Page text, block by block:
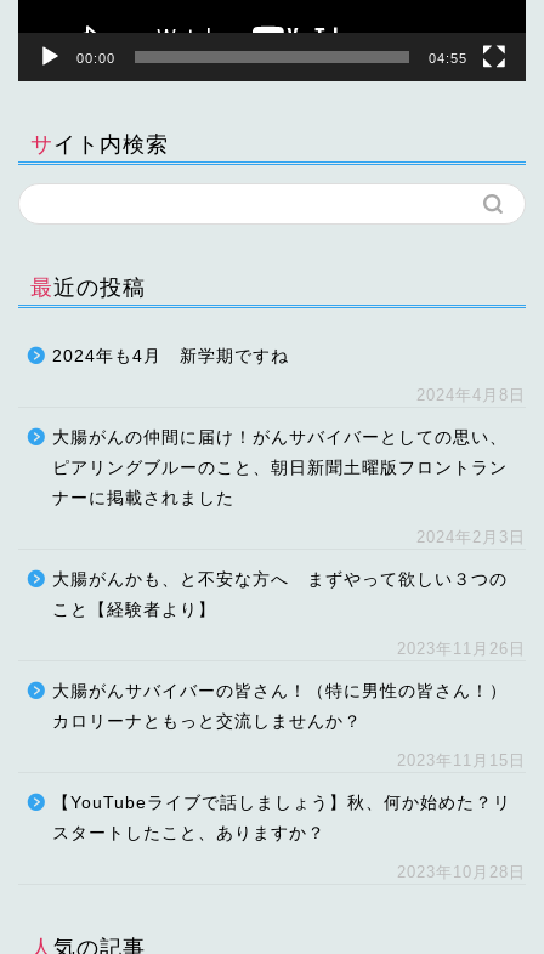
00:00 04:55
サイト内検索
最近の投稿
2024年も4月 新学期ですね
2024年4月8日
大腸がんの仲間に届け！がんサバイバーとしての思い、
ピアリングブルーのこと、朝日新聞土曜版フロントラン
ナーに掲載されました
2024年2月3日
大腸がんかも、と不安な方へ まずやって欲しい３つの
こと【経験者より】
2023年11月26日
大腸がんサバイバーの皆さん！（特に男性の皆さん！）
カロリーナともっと交流しませんか？
2023年11月15日
【YouTubeライブで話しましょう】秋、何か始めた？リ
スタートしたこと、ありますか？
2023年10月28日
人気の記事